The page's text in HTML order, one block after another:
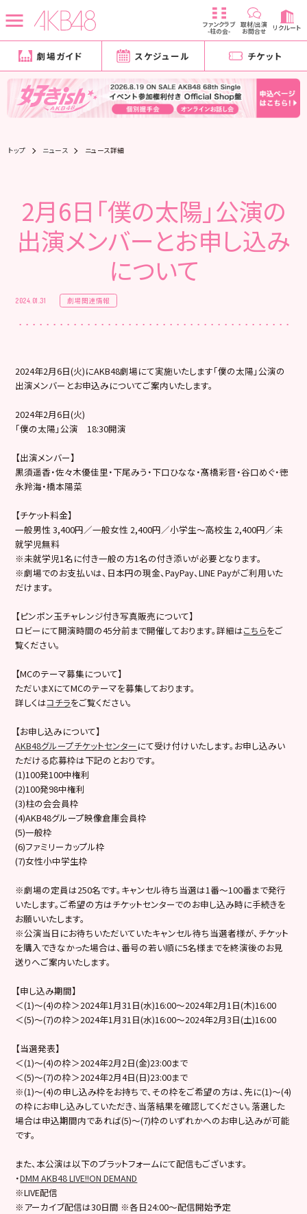
ファンクラブ
-柱の会-
取材/出演
お問合せ リクルート
劇場ガイド スケジュール チケット
トップ ニュース ニュース詳細
2月6日「僕の太陽」公演の
出演メンバーとお申し込み
について
2024.01.31 劇場関連情報
2024年2月6日(火)にAKB48劇場にて実施いたします「僕の太陽」公演の
出演メンバーとお申込みについてご案内いたします。
2024年2月6日(火)
「僕の太陽」公演 18:30開演
【出演メンバー】
黒須遥香・佐々木優佳里・下尾みう・下口ひなな・髙橋彩音・谷口めぐ・徳
永羚海・橋本陽菜
【チケット料金】
一般男性 3,400円／一般女性 2,400円／小学生～高校生 2,400円／未
就学児無料
※未就学児1名に付き一般の方1名の付き添いが必要となります。
※劇場でのお支払いは、日本円の現金、PayPay、LINE Payがご利用いた
だけます。
【ピンポン玉チャレンジ付き写真販売について】
ロビーにて開演時間の45分前まで開催しております。詳細はこちらをご
覧ください。
【MCのテーマ募集について】
ただいまXにてMCのテーマを募集しております。
詳しくはコチラをご覧ください。
【お申し込みについて】
AKB48グループチケットセンター にて受け付けいたします。お申し込みい
ただける応募枠は下記のとおりです。
(1)100発100中権利
(2)100発98中権利
(3)柱の会会員枠
(4)AKB48グループ映像倉庫会員枠
(5)一般枠
(6)ファミリーカップル枠
(7)女性小中学生枠
※劇場の定員は250名です。キャンセル待ち当選は1番～100番まで発行
いたします。ご希望の方はチケットセンターでのお申し込み時に手続きを
お願いいたします。
※公演当日にお待ちいただいていたキャンセル待ち当選者様が、チケット
を購入できなかった場合は、番号の若い順に5名様までを終演後のお見
送りへご案内いたします。
【申し込み期間】
＜(1)～(4)の枠＞2024年1月31日(水)16:00～2024年2月1日(木)16:00
＜(5)～(7)の枠＞2024年1月31日(水)16:00～2024年2月3日(土)16:00
【当選発表】
＜(1)～(4)の枠＞2024年2月2日(金)23:00まで
＜(5)～(7)の枠＞2024年2月4日(日)23:00まで
※(1)～(4)の申し込み枠をお持ちで、その枠をご希望の方は、先に(1)～(4)
の枠にお申し込みしていただき、当落結果を確認してください。落選した
場合は申込期間内であれば(5)～(7)枠のいずれかへのお申し込みが可能
です。
また、本公演は以下のプラットフォームにて配信もございます。
・DMM AKB48 LIVE!!ON DEMAND
※LIVE配信
※アーカイブ配信は30日間 ※各日24:00～配信開始予定